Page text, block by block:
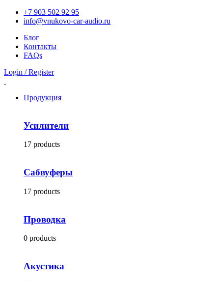
+7 903 502 92 95
info@vnukovo-car-audio.ru
Блог
Контакты
FAQs
Login / Register
Продукция
Усилители
17 products
Сабвуферы
17 products
Проводка
0 products
Акустика